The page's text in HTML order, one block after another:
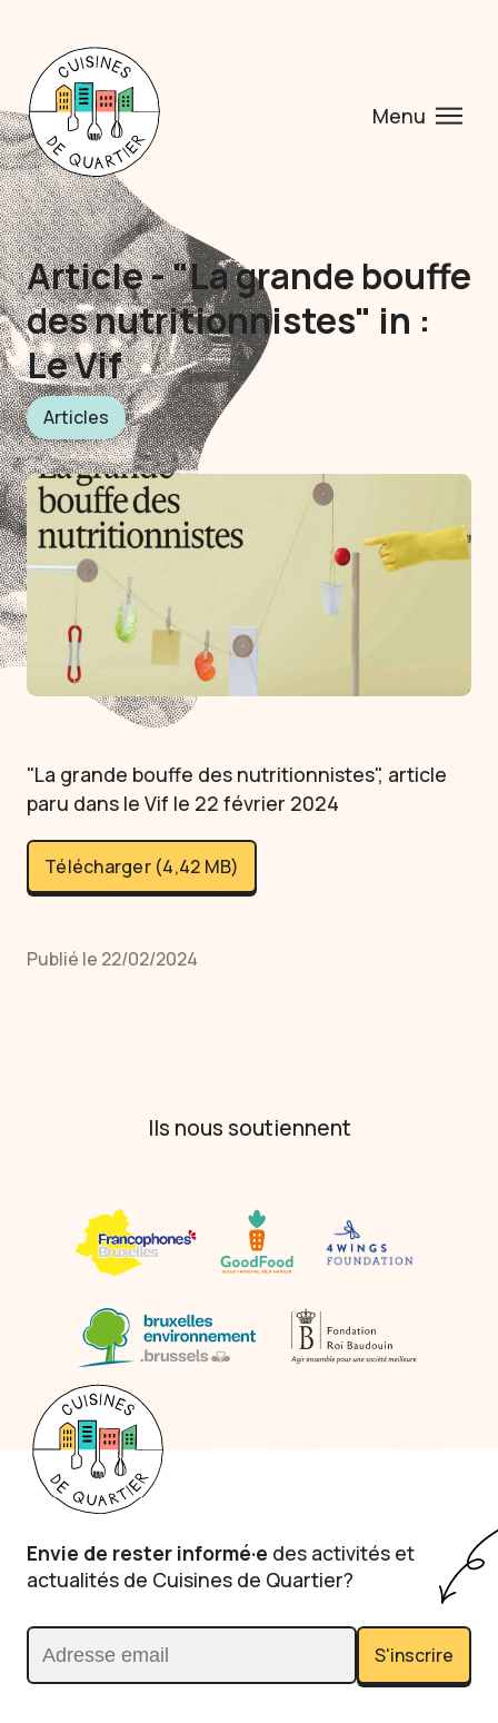
Menu
Article - "La grande bouffe
des nutritionnistes" in :
Le Vif
Articles
"La grande bouffe des nutritionnistes", article
paru dans le Vif le 22 février 2024
Télécharger (4,42 MB)
Publié le 22/02/2024
Ils nous soutiennent
Envie de rester informé·e des activités et
actualités de Cuisines de Quartier?
Adresse email S'inscrire